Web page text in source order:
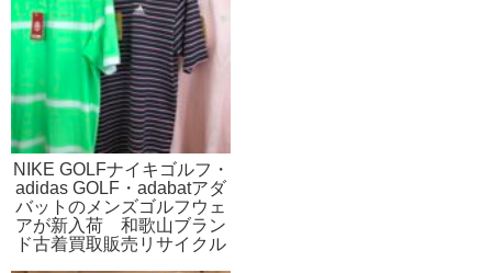
NIKE GOLFナイキゴルフ・
adidas GOLF・adabatアダ
バットのメンズゴルフウェ
アが新入荷 和歌山ブラン
ド古着買取販売リサイクル